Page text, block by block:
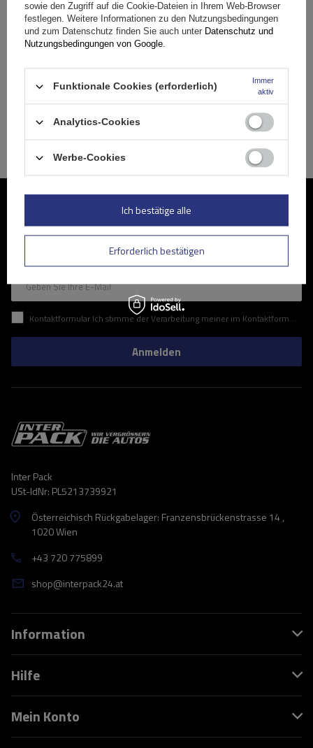
84,20 € inkl. MwSt
Niedrigster Preis in 30 Tagen vor Rabatt:
11. August
Werden Sie Mitglied
Abonnieren Sie unseren Newsletter, um regelmäßig über
Neuigkeiten und Sonderangebote informiert zu werden.
Geben Sie Ihre E-Mail
Kontaktformular Ich stimme der Verarbeitung meiner im Kontaktformular enthaltenen personenbezogenen Daten gemäß der Verordnung (EU) des Europäischen Parlaments und des Rates zu.
Anmelden
Inter Pack
USt-IdNr: PL5213739921
Österreichisch Rückgabelager: Franzensbrückenstrasse 14 ,
1020 Wien
+43 720 775899
shop@interpack24.at
Information
Hilfe
Mein Konto
sowie den Zugriff auf die Cookie-Dateien in Ihrem Web-Browser
festlegen. Weitere Informationen zu den Nutzungsbedingungen
und zum Datenschutz finden Sie auch unter Datenschutz und
Nutzungsbedingungen von Google.
Funktionale Cookies (erforderlich)
Immer
aktiv
Analytics-Cookies
Werbe-Cookies
Erforderlich bestätigen
Ich bestätige alle